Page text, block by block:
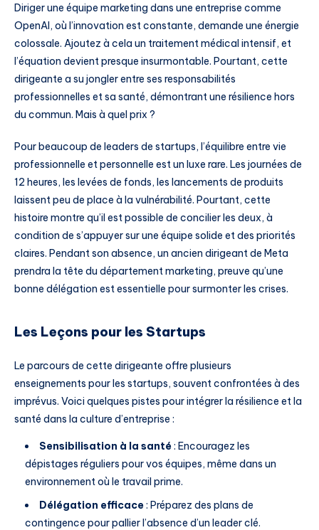
Diriger une équipe marketing dans une entreprise comme
OpenAI, où l’innovation est constante, demande une énergie
colossale. Ajoutez à cela un traitement médical intensif, et
l’équation devient presque insurmontable. Pourtant, cette
dirigeante a su jongler entre ses responsabilités
professionnelles et sa santé, démontrant une résilience hors
du commun. Mais à quel prix ?
Pour beaucoup de leaders de startups, l’équilibre entre vie
professionnelle et personnelle est un luxe rare. Les journées de
12 heures, les levées de fonds, les lancements de produits
laissent peu de place à la vulnérabilité. Pourtant, cette
histoire montre qu’il est possible de concilier les deux, à
condition de s’appuyer sur une équipe solide et des priorités
claires. Pendant son absence, un ancien dirigeant de Meta
prendra la tête du département marketing, preuve qu’une
bonne délégation est essentielle pour surmonter les crises.
Les Leçons pour les Startups
Le parcours de cette dirigeante offre plusieurs
enseignements pour les startups, souvent confrontées à des
imprévus. Voici quelques pistes pour intégrer la résilience et la
santé dans la culture d’entreprise :
Sensibilisation à la santé: Encouragez les
dépistages réguliers pour vos équipes, même dans un
environnement où le travail prime.
Délégation efficace: Préparez des plans de
contingence pour pallier l’absence d’un leader clé.